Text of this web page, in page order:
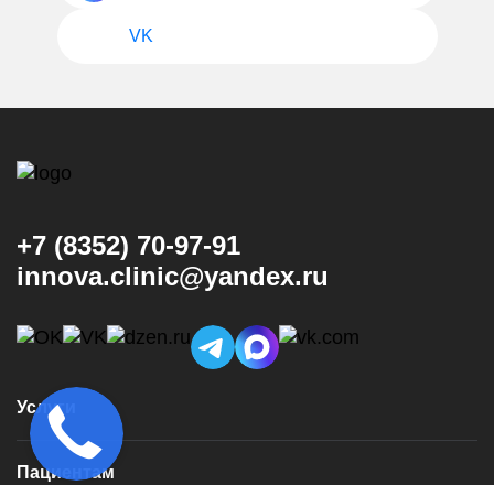
VK
+7 (8352) 70-97-91
innova.clinic@yandex.ru
Услуги
Консультация и диагностика
Пациентам